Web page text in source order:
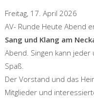
Freitag, 17. April 2026
AV- Runde Heute Abend
Sang und Klang am
Abend. Singen kann
Spaß.
Der Vorstand und das
Mitglieder und